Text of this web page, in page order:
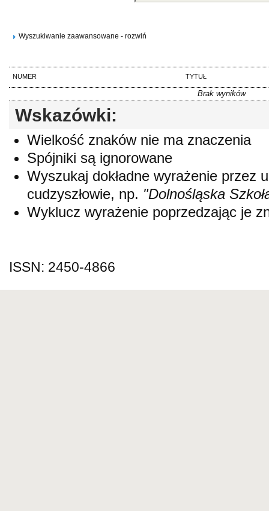
Wyszukiwanie zaawansowane - rozwiń
NUMER TYTUŁ
Brak wyników
Wskazówki:
Wielkość znaków nie ma znaczenia
Spójniki są ignorowane
Wyszukaj dokładne wyrażenie przez
cudzyszłowie, np. "Dolnośląska
Wyklucz wyrażenie poprzedzając je
ISSN: 2450-4866